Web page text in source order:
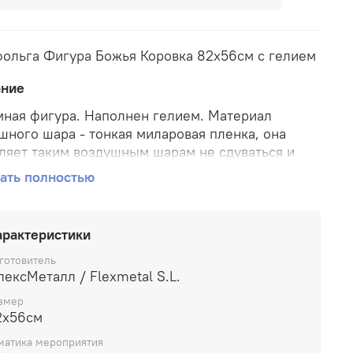
Фигура Божья Коровка 82х56см с гелием
фигура. Наполнен гелием. Материал
шара - тонкая миларовая пленка, она
таким воздушным шарам не сдуваться и
форму от одной недели до месяца.
полностью
/ Flexmetal S.L.
мероприятия